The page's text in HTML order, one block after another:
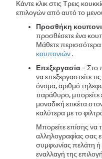
Κάντε κλικ στις Τρεις
επιλογών από αυτό το
Προσθήκη
προσθέσετε ένα
Μάθετε περισσότερα
κουπονιών.
Επεξεργασία - Στο
να επεξεργαστείτε
όνομα, αριθμό
παράθυρο, μπορείτε
μοναδική ετικέτα
καλύτερα με το
Μπορείτε επίσης να
αλληλογραφίας σας
συμφωνίας πελάτη ή
εναλλαγή της